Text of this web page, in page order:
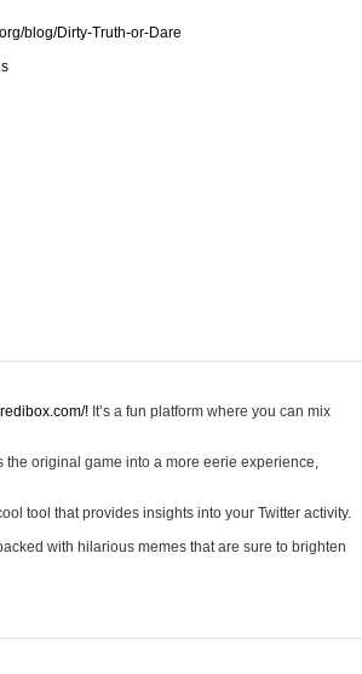
blog/Dirty-Truth-or-Dare
! It’s a fun platform where you can mix
the original game into a more eerie experience,
cool tool that provides insights into your Twitter activity.
packed with hilarious memes that are sure to brighten